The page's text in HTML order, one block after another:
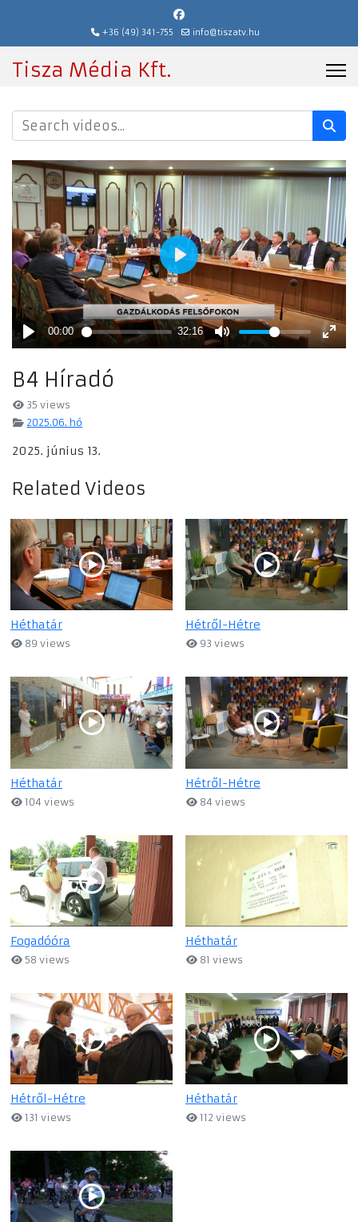
+36 (49) 341-755 info@tiszatv.hu
Tisza Média Kft.
B4 Híradó
35 views
2025.06. hó
2025. június 13.
Related Videos
Héthatár
89 views
Hétről-Hétre
93 views
Héthatár
104 views
Hétről-Hétre
84 views
Fogadóóra
58 views
Héthatár
81 views
Hétről-Hétre
131 views
Héthatár
112 views